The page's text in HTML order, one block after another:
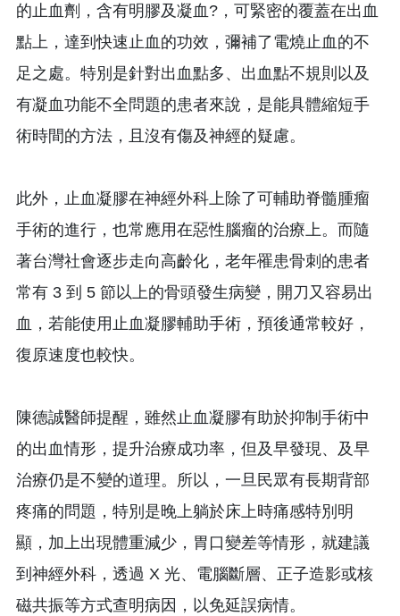
的止血劑，含有明膠及凝血?，可緊密的覆蓋在出血
點上，達到快速止血的功效，彌補了電燒止血的不
足之處。特別是針對出血點多、出血點不規則以及
有凝血功能不全問題的患者來說，是能具體縮短手
術時間的方法，且沒有傷及神經的疑慮。
此外，止血凝膠在神經外科上除了可輔助脊髓腫瘤
手術的進行，也常應用在惡性腦瘤的治療上。而隨
著台灣社會逐步走向高齡化，老年罹患骨刺的患者
常有 3 到 5 節以上的骨頭發生病變，開刀又容易出
血，若能使用止血凝膠輔助手術，預後通常較好，
復原速度也較快。
陳德誠醫師提醒，雖然止血凝膠有助於抑制手術中
的出血情形，提升治療成功率，但及早發現、及早
治療仍是不變的道理。所以，一旦民眾有長期背部
疼痛的問題，特別是晚上躺於床上時痛感特別明
顯，加上出現體重減少，胃口變差等情形，就建議
到神經外科，透過 X 光、電腦斷層、正子造影或核
磁共振等方式查明病因，以免延誤病情。